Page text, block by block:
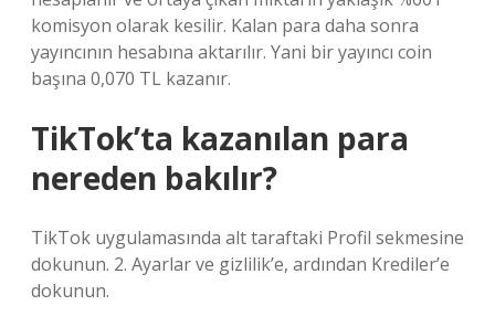
komisyon olarak kesilir. Kalan para daha sonra
yayıncının hesabına aktarılır. Yani bir yayıncı coin
başına 0,070 TL kazanır.
TikTok’ta kazanılan para
nereden bakılır?
TikTok uygulamasında alt taraftaki Profil sekmesine
dokunun. 2. Ayarlar ve gizlilik’e, ardından Krediler’e
dokunun.